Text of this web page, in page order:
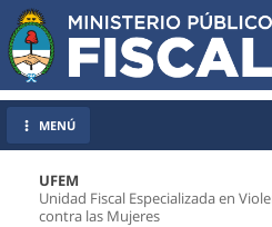
UFEM
Unidad Fiscal Especializada en
contra las Mujeres
MENÚ